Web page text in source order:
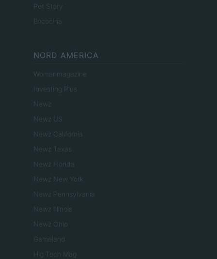
Pet Story
Encocina
NORD AMERICA
Womanmagazine
Investing Plus
Newz
Newz US
Newz California
Newz Texas
Newz Florida
Newz New York
Newz Pennsylvania
Newz Illinois
Newz Ohio
Gameland
Hig Tech Mag